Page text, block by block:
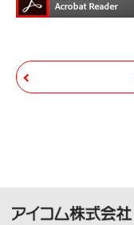
びその他す
いての著作
帰属します
個人で使用
せんのでご了